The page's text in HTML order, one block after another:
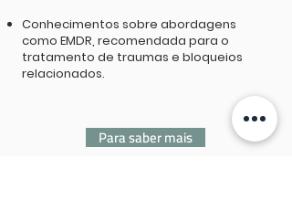
Conhecimentos sobre abordagens
como EMDR, recomendada para o
tratamento de traumas e bloqueios
relacionados.
Para saber mais